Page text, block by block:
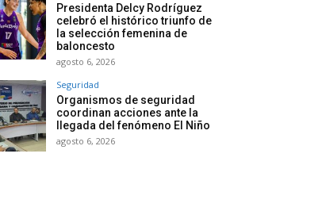
Presidenta Delcy Rodríguez
celebró el histórico triunfo de
la selección femenina de
baloncesto
agosto 6, 2026
Seguridad
Organismos de seguridad
coordinan acciones ante la
llegada del fenómeno El Niño
agosto 6, 2026